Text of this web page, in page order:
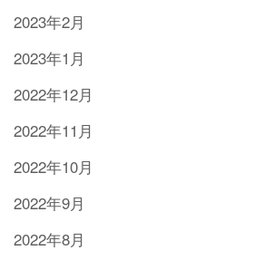
2023年2月
2023年1月
2022年12月
2022年11月
2022年10月
2022年9月
2022年8月